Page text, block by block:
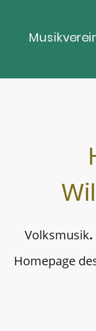
Volksmusik.
Homepage